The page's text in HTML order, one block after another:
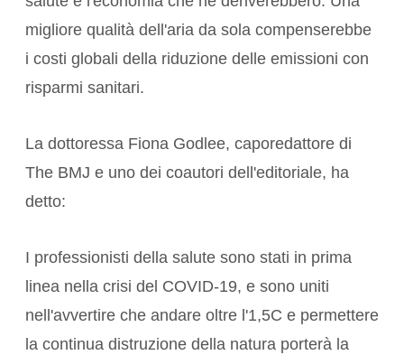
migliore qualità dell'aria da sola compenserebbe
i costi globali della riduzione delle emissioni con
risparmi sanitari.
La dottoressa Fiona Godlee, caporedattore di
The BMJ e uno dei coautori dell'editoriale, ha
detto:
I professionisti della salute sono stati in prima
linea nella crisi del COVID-19, e sono uniti
nell'avvertire che andare oltre l'1,5C e permettere
la continua distruzione della natura porterà la